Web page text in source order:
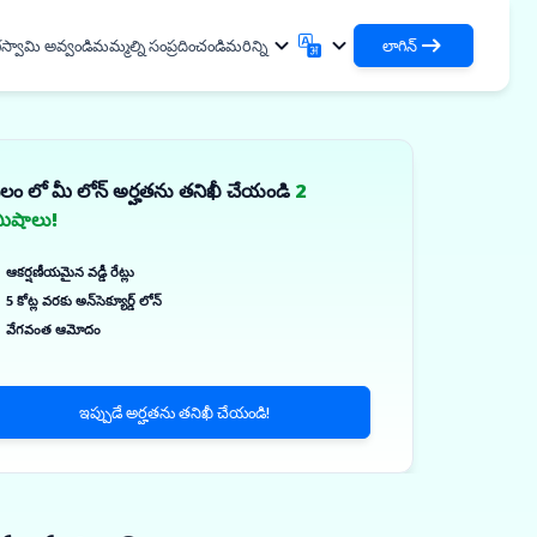
మరియు పారిశ్రామిక
మరియు చిన్న పరికరాలు
అవ్వండిమమ్మల్ని సంప్రదించండిమరిన్ని
हिन्दी
తెలుగు
✓
Malayalam
లాగిన్
DSA గా లాగిన్ చేయండి
లో మీ లోన్ అర్హతను తనిఖీ చేయండి 2
ఆకర్షణీయమైన వడ్డీ రేట్లు
5 కోట్ల వరకు అన్‌సెక్యూర్డ్ లోన్
వేగవంత ఆమోదం
ఇప్పుడే అర్హతను తనిఖీ చేయండి!